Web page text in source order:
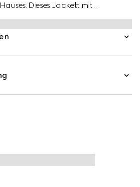
Dieses Jackett mit
besteht aus GG Canvas aus